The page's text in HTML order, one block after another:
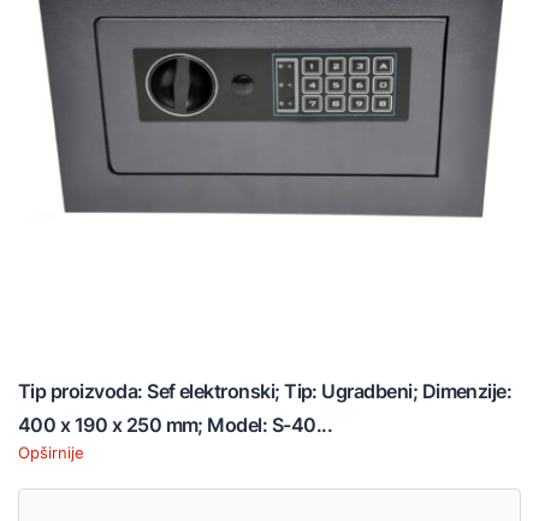
Tip proizvoda: Sef elektronski; Tip: Ugradbeni; Dimenzije:
400 x 190 x 250 mm; Model: S-40...
Opširnije